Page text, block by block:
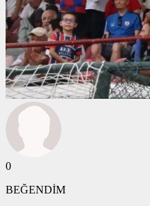
0
BEĞENDİM